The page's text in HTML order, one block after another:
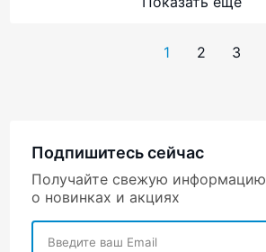
1 2 3
Подпишитесь сейчас
Получайте свежую информацию
о новинках и акциях